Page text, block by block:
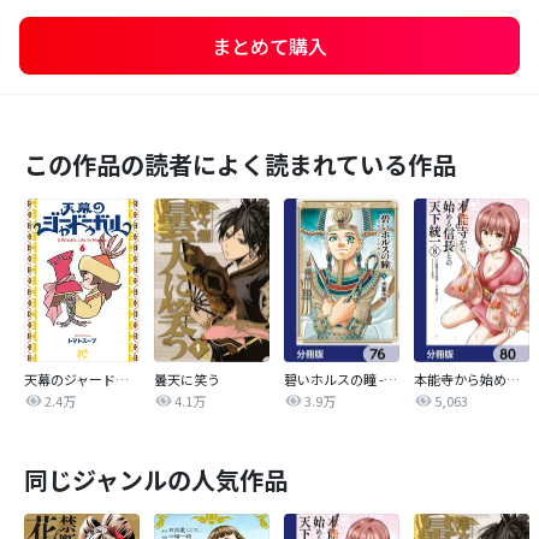
まとめて購入
この作品の読者によく読まれている作品
天幕のジャードゥーガル
2.4万
曇天に笑う
4.1万
碧いホルスの瞳 -男装の女王の物語-【分冊版】
3.9万
本能寺から始める信長との天下統一【分冊版】
5,063
同じジャンルの人気作品